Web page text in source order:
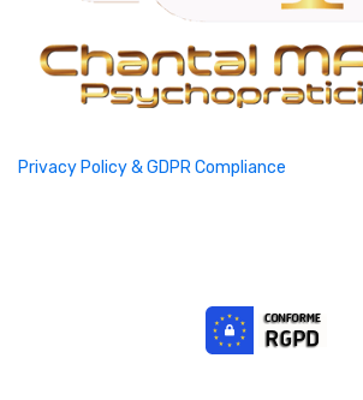
Privacy Policy & GDPR Compliance